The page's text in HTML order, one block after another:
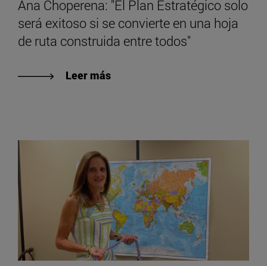
Ana Choperena: "El Plan Estratégico solo
será exitoso si se convierte en una hoja
de ruta construida entre todos"
Leer más